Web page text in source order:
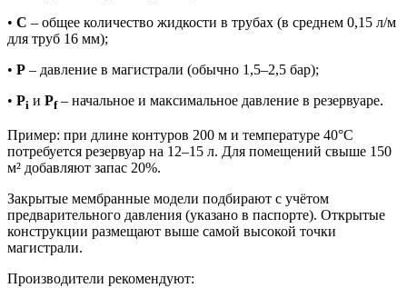
• C – общее количество жидкости в трубах (в среднем 0,15 л/м
для труб 16 мм);
• P – давление в магистрали (обычно 1,5–2,5 бар);
• Pi и Pf– начальное и максимальное давление в резервуаре.
Пример: при длине контуров 200 м и температуре 40°C
потребуется резервуар на 12–15 л. Для помещений свыше 150
м² добавляют запас 20%.
Закрытые мембранные модели подбирают с учётом
предварительного давления (указано в паспорте). Открытые
конструкции размещают выше самой высокой точки
магистрали.
Производители рекомендуют: